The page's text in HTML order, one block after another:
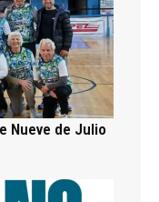
Nueve de Julio